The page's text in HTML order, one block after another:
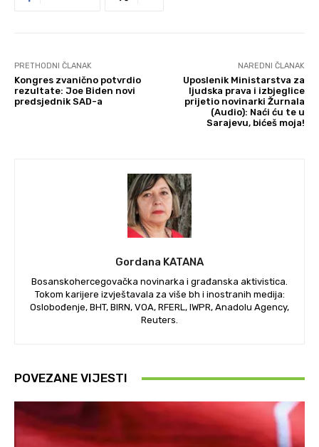
PRETHODNI ČLANAK
Kongres zvanično potvrdio
rezultate: Joe Biden novi
predsjednik SAD-a
NAREDNI ČLANAK
Uposlenik Ministarstva za
ljudska prava i izbjeglice
prijetio novinarki Žurnala
(Audio): Naći ću te u
Sarajevu, bićeš moja!
Gordana KATANA
Bosanskohercegovačka novinarka i građanska aktivistica.
Tokom karijere izvještavala za više bh i inostranih medija:
Oslobođenje, BHT, BIRN, VOA, RFERL, IWPR, Anadolu Agency,
Reuters.
POVEZANE VIJESTI